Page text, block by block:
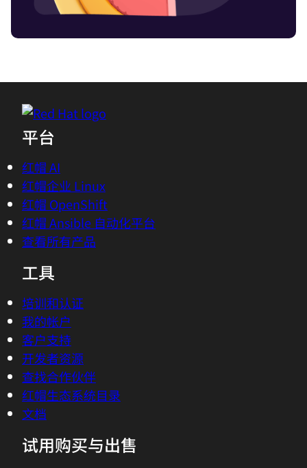
平台
红帽 AI
红帽企业 Linux
红帽 OpenShift
红帽 Ansible 自动化平台
查看所有产品
工具
培训和认证
我的帐户
客户支持
开发者资源
查找合作伙伴
红帽生态系统目录
文档
试用购买与出售